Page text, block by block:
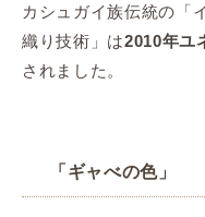
カシュガイ族伝統の「
織り技術」は2010年ユ
されました。
「ギャべの色」